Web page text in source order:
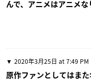
んで、アニメはアニメ
2020年3月25日 at 7:49 PM
原作ファンとしてはま